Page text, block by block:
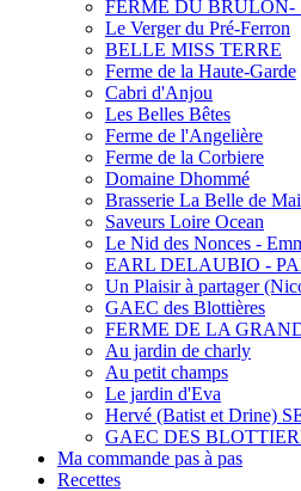
FERME DU BRULON-
Le Verger du Pré-Ferron
BELLE MISS TERRE
Ferme de la Haute-Garde
Cabri d'Anjou
Les Belles Bêtes
Ferme de l'Angelière
Ferme de la Corbiere
Domaine Dhommé
Brasserie La Belle de
Saveurs Loire Ocean
Le Nid des Nonces -
EARL DELAUBIO -
Un Plaisir à partager
GAEC des Blottières
FERME DE LA
Au jardin de charly
Au petit champs
Le jardin d'Eva
Hervé (Batist et Drine)
GAEC DES
Ma commande pas à pas
Recettes